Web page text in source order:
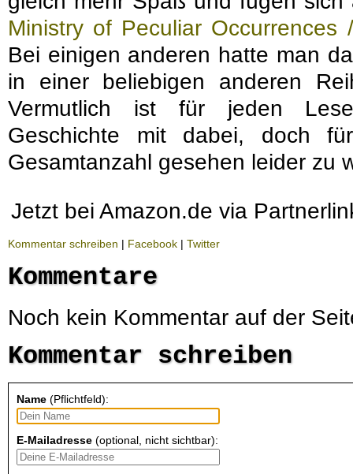
Ministry of Peculiar Occurrences
Bei einigen anderen hatte man
in einer beliebigen anderen
Vermutlich ist für jeden
Geschichte mit dabei, doch
Gesamtanzahl gesehen leider zu
Jetzt bei Amazon.de via
Kommentar schreiben | Facebook | Twitter
Kommentare
Noch kein Kommentar auf der
Kommentar schreiben
Name (Pflichtfeld):
E-Mailadresse (optional, nicht sichtbar):